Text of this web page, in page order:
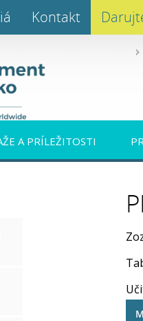
Kontakt
A PRÍLEŽITOSTI